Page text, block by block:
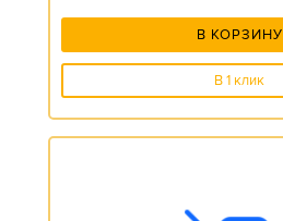
В КОРЗИНУ
В 1 клик